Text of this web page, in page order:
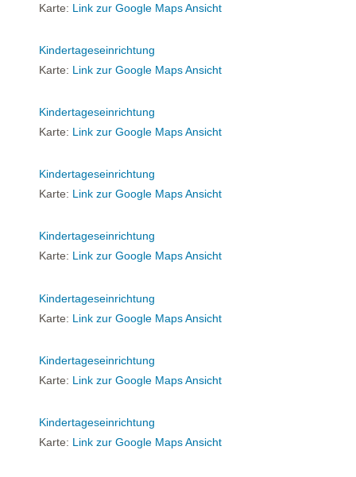
Karte: Link zur Google Maps Ansicht
Kindertageseinrichtung
Karte: Link zur Google Maps Ansicht
Kindertageseinrichtung
Karte: Link zur Google Maps Ansicht
Kindertageseinrichtung
Karte: Link zur Google Maps Ansicht
Kindertageseinrichtung
Karte: Link zur Google Maps Ansicht
Kindertageseinrichtung
Karte: Link zur Google Maps Ansicht
Kindertageseinrichtung
Karte: Link zur Google Maps Ansicht
Kindertageseinrichtung
Karte: Link zur Google Maps Ansicht